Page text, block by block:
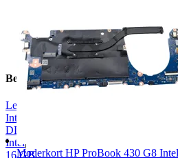
Beskrivning
Lenovo
Integrerat grafikkort
DDR4
Intel|
16 GB|
Moderkort HP ProBook 430 G8